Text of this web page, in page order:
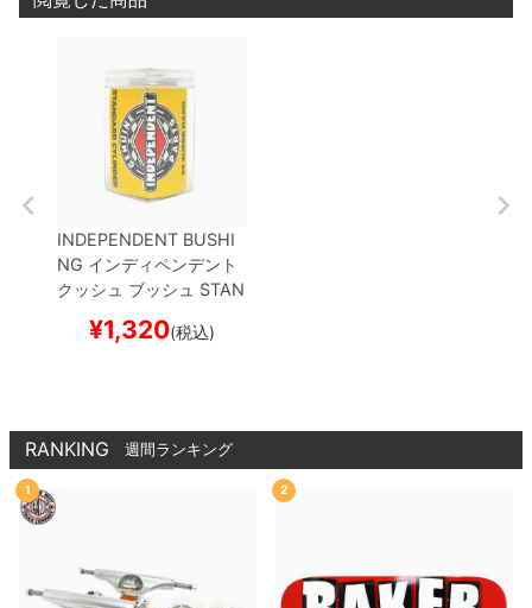
INDEPENDENT BUSHI
NG インディペンデント
クッシュ ブッシュ STAN
R HARD（96A）YELLO
¥1,320(税込)
RANKING 週間ランキング
1 2